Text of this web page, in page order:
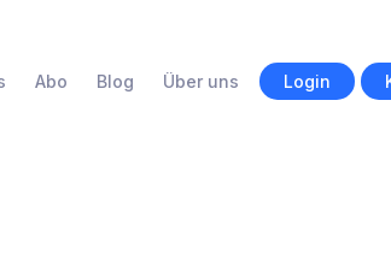
Abo Blog Über uns Login